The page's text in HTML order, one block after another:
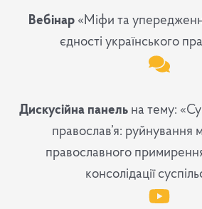
Вебінар«Міфи та
єдності українського
Дискусійна панель на тему:
православ’я: руйнування
православного примирення
консолідації